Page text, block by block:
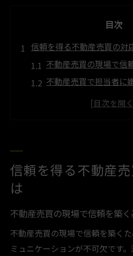
目次
信頼を得る不動産売買の対
不動産売買の現場で信
不動産売買で担当者に
現場担当者の信頼を損
点
売買経験がキャリア形
不動産売買成功がキャ
信頼を得る不動産
は
不動産売買の現場で信頼を築
不動産売買の現場で信頼を築く
ミュニケーションが不可欠です